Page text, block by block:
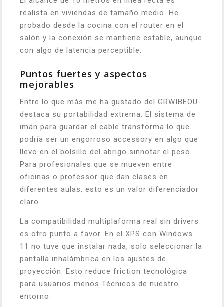
realista en viviendas de tamaño medio. He
probado desde la cocina con el router en el
salón y la conexión se mantiene estable, aunque
con algo de latencia perceptible.
Puntos fuertes y aspectos
mejorables
Entre lo que más me ha gustado del GRWIBEOU
destaca su portabilidad extrema. El sistema de
imán para guardar el cable transforma lo que
podría ser un engorroso accessory en algo que
llevo en el bolsillo del abrigo sinnotar el peso.
Para profesionales que se mueven entre
oficinas o professor que dan clases en
diferentes aulas, esto es un valor diferenciador
claro.
La compatibilidad multiplaforma real sin drivers
es otro punto a favor. En el XPS con Windows
11 no tuve que instalar nada, solo seleccionar la
pantalla inhalámbrica en los ajustes de
proyección. Esto reduce friction tecnológica
para usuarios menos Técnicos de nuestro
entorno.